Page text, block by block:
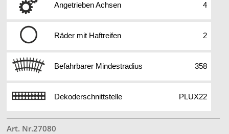
Angetrieben Achsen 4
Räder mit Haftreifen 2
Befahrbarer Mindestradius 358
Dekoderschnittstelle PLUX22
Art. Nr.27080